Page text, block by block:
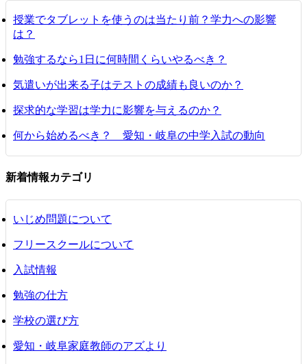
授業でタブレットを使うのは当たり前？学力への影響
は？
勉強するなら1日に何時間くらいやるべき？
気遣いが出来る子はテストの成績も良いのか？
探求的な学習は学力に影響を与えるのか？
何から始めるべき？ 愛知・岐阜の中学入試の動向
新着情報カテゴリ
いじめ問題について
フリースクールについて
入試情報
勉強の仕方
学校の選び方
愛知・岐阜家庭教師のアズより